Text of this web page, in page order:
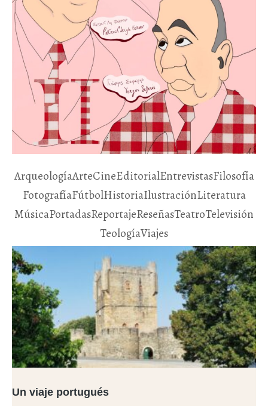
ArqueologíaArteCineEditorialEntrevistasFilosofía
FotografíaFútbolHistoriaIlustraciónLiteratura
MúsicaPortadasReportajeReseñasTeatroTelevisión
TeologíaViajes
Un viaje portugués